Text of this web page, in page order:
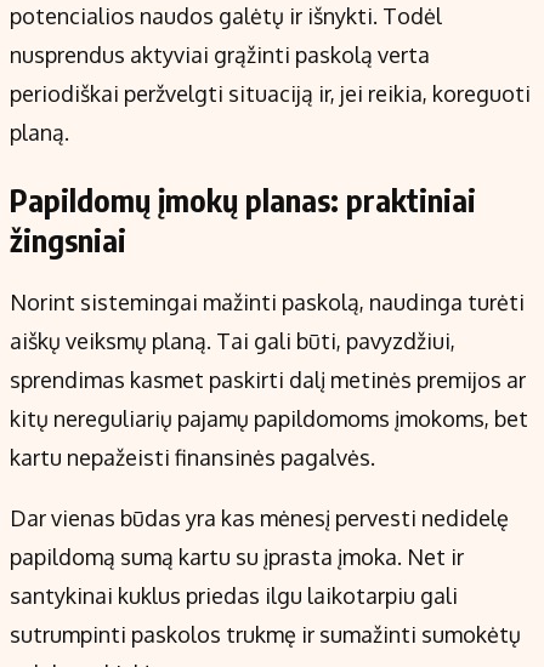
potencialios naudos galėtų ir išnykti. Todėl
nusprendus aktyviai grąžinti paskolą verta
periodiškai peržvelgti situaciją ir, jei reikia, koreguoti
planą.
Papildomų įmokų planas: praktiniai
žingsniai
Norint sistemingai mažinti paskolą, naudinga turėti
aiškų veiksmų planą. Tai gali būti, pavyzdžiui,
sprendimas kasmet paskirti dalį metinės premijos ar
kitų nereguliarių pajamų papildomoms įmokoms, bet
kartu nepažeisti finansinės pagalvės.
Dar vienas būdas yra kas mėnesį pervesti nedidelę
papildomą sumą kartu su įprasta įmoka. Net ir
santykinai kuklus priedas ilgu laikotarpiu gali
sutrumpinti paskolos trukmę ir sumažinti sumokėtų